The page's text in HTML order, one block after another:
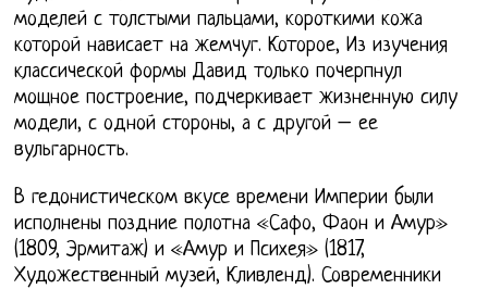
моделей с толстыми пальцами, короткими кожа
которой нависает на жемчуг. Которое, Из изучения
классической формы Давид только почерпнул
мощное построение, подчеркивает жизненную силу
модели, с одной стороны, а с другой – ее
вульгарность.
В гедонистическом вкусе времени Империи были
исполнены поздние полотна «Сафо, Фаон и Амур»
(1809, Эрмитаж) и «Амур и Психея» (1817,
Художественный музей, Кливленд). Современники